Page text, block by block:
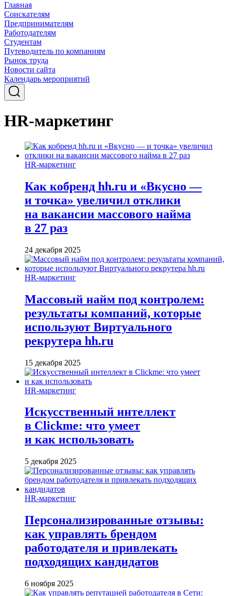
Главная
Соискателям
Предпринимателям
Работодателям
Студентам
Путеводитель по компаниям
Рынок труда
Новости сайта
Календарь мероприятий
HR-маркетинг
HR-маркетинг
Как кобренд hh.ru и «Вкусно —
и точка» увеличил отклики
на вакансии массового найма
в 27 раз
24 декабря 2025
HR-маркетинг
Массовый найм под контролем:
результаты компаний, которые
используют Виртуального
рекрутера hh.ru
15 декабря 2025
HR-маркетинг
Искусственный интеллект
в Clickme: что умеет
и как использовать
5 декабря 2025
HR-маркетинг
Персонализированные отзывы:
как управлять брендом
работодателя и привлекать
подходящих кандидатов
6 ноября 2025